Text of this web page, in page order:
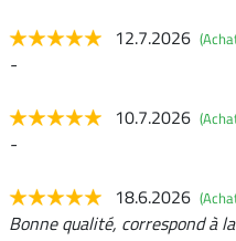
12.7.2026
-
10.7.2026
-
18.6.2026
Bonne qualité, correspond à